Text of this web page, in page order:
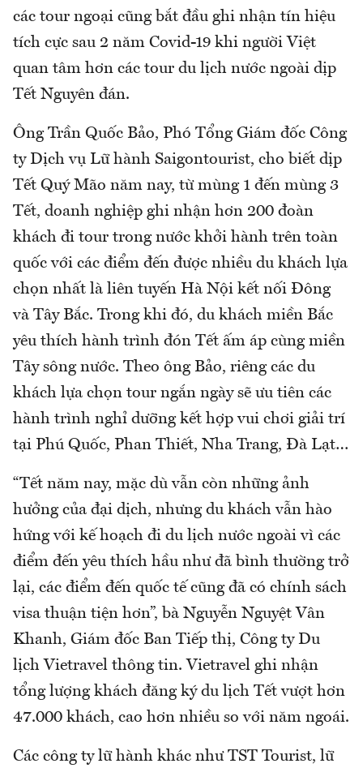
các tour ngoại cũng bắt đầu ghi nhận tín hiệu
tích cực sau 2 năm Covid-19 khi người Việt
quan tâm hơn các tour du lịch nước ngoài dịp
Tết Nguyên đán.
Ông Trần Quốc Bảo, Phó Tổng Giám đốc Công
ty Dịch vụ Lữ hành Saigontourist, cho biết dịp
Tết Quý Mão năm nay, từ mùng 1 đến mùng 3
Tết, doanh nghiệp ghi nhận hơn 200 đoàn
khách đi tour trong nước khởi hành trên toàn
quốc với các điểm đến được nhiều du khách lựa
chọn nhất là liên tuyến Hà Nội kết nối Đông
và Tây Bắc. Trong khi đó, du khách miền Bắc
yêu thích hành trình đón Tết ấm áp cùng miền
Tây sông nước. Theo ông Bảo, riêng các du
khách lựa chọn tour ngắn ngày sẽ ưu tiên các
hành trình nghỉ dưỡng kết hợp vui chơi giải trí
tại Phú Quốc, Phan Thiết, Nha Trang, Đà Lạt…
“Tết năm nay, mặc dù vẫn còn những ảnh
hưởng của đại dịch, nhưng du khách vẫn hào
hứng với kế hoạch đi du lịch nước ngoài vì các
điểm đến yêu thích hầu như đã bình thường trở
lại, các điểm đến quốc tế cũng đã có chính sách
visa thuận tiện hơn”, bà Nguyễn Nguyệt Vân
Khanh, Giám đốc Ban Tiếp thị, Công ty Du
lịch Vietravel thông tin. Vietravel ghi nhận
tổng lượng khách đăng ký du lịch Tết vượt hơn
47.000 khách, cao hơn nhiều so với năm ngoái.
Các công ty lữ hành khác như TST Tourist, lữ